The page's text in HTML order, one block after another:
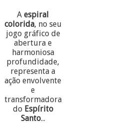
Aespiral
colorida, no seu
jogo gráfico de
abertura e
harmoniosa
profundidade,
representa a
ação envolvente
e
transformadora
do Espírito
Santo...